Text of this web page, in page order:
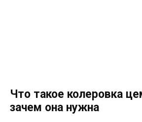
Что такое колеровка
зачем она нужна